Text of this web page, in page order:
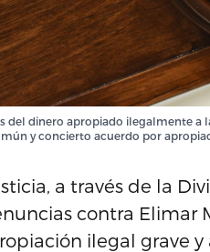
del dinero apropiado ilegalmente a
y concierto acuerdo por
a través de la
contra Elimar
ilegal grave